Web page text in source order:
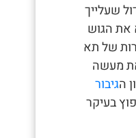
שעלייך
את הגוש
של תא
מעשה
הגיבור
בעיקר